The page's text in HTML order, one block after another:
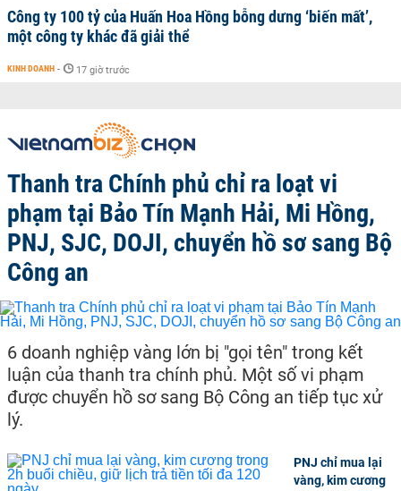
Công ty 100 tỷ của Huấn Hoa Hồng bỗng dưng ‘biến mất’,
một công ty khác đã giải thể
KINH DOANH - 17 giờ trước
Thanh tra Chính phủ chỉ ra loạt vi
phạm tại Bảo Tín Mạnh Hải, Mi Hồng,
PNJ, SJC, DOJI, chuyển hồ sơ sang Bộ
Công an
6 doanh nghiệp vàng lớn bị "gọi tên" trong kết
luận của thanh tra chính phủ. Một số vi phạm
được chuyển hồ sơ sang Bộ Công an tiếp tục xử
lý.
PNJ chỉ mua lại
vàng, kim cương